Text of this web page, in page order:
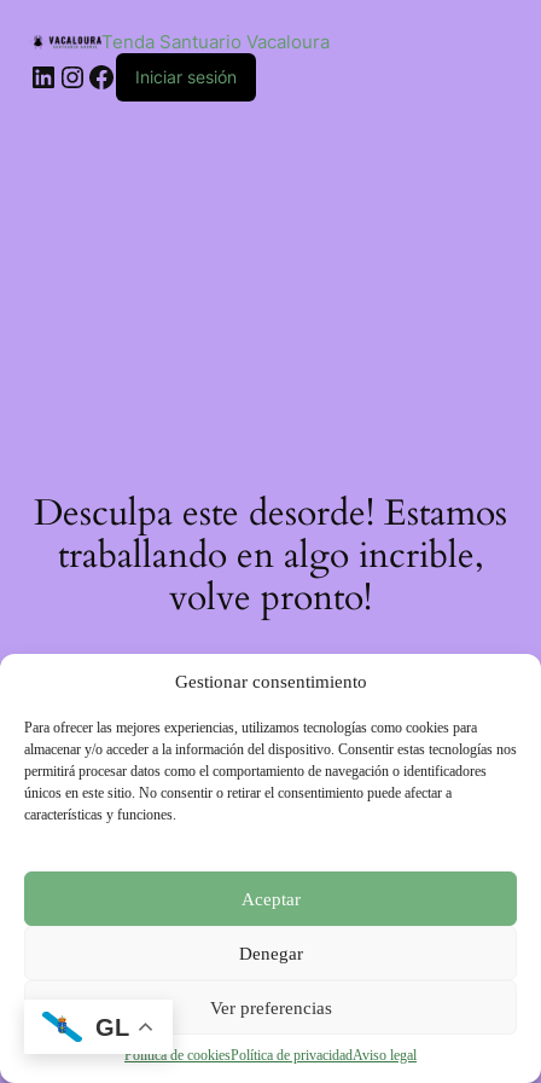
Gestionar consentimiento
Para ofrecer las mejores experiencias, utilizamos tecnologías como cookies para
almacenar y/o acceder a la información del dispositivo. Consentir estas tecnologías nos
permitirá procesar datos como el comportamiento de navegación o identificadores
únicos en este sitio. No consentir o retirar el consentimiento puede afectar a
características y funciones.
Aceptar
Denegar
Ver preferencias
Política de cookiesPolítica de privacidadAviso legal
contido
Tenda Santuario Vacaloura
LinkedIn
Instagram
Facebook
Iniciar sesión
Desculpa este desorde! Estamos
traballando en algo incrible,
volve pronto!
GL